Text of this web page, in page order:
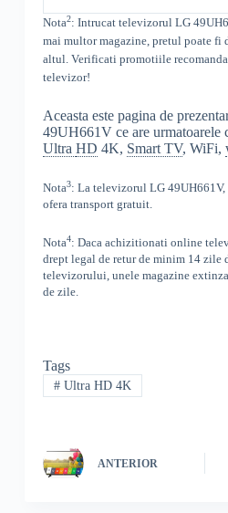
Nota2: Intrucat televizorul LG
mai multor magazine, pretul poate fi
altul. Verificati promotiile
televizor!
Aceasta este pagina de
49UH661V ce are urmatoarele
Ultra HD 4K, Smart TV, WiFi,
Nota3: La televizorul LG 49UH661V,
ofera transport gratuit.
Nota4: Daca achizitionati online
drept legal de retur de minim 14
televizorului, unele magazine
de zile.
Tags
#Ultra HD 4K
ANTERIOR